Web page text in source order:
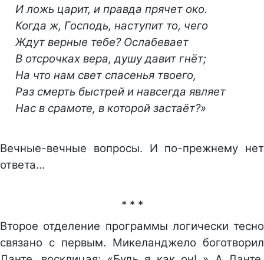
И ложь царит, и правда прячет око.
Когда ж, Господь, наступит то, чего
Ждут верные тебе? Ослабевает
В отсрочках вера, душу давит гнёт;
На что нам свет спасенья твоего,
Раз смерть быстрей и навсегда являет
Нас в срамоте, в которой застаёт?»
Вечные-вечные вопросы. И по-прежнему нет
ответа…
* * *
Второе отделение программы логически тесно
связано с первым. Микеланджело боготворил